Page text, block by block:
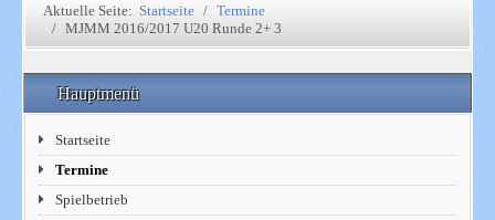
Aktuelle Seite: Startseite
Termine
MJMM 2016/2017 U20 Runde 2+ 3
Hauptmenü
Startseite
Termine
Spielbetrieb